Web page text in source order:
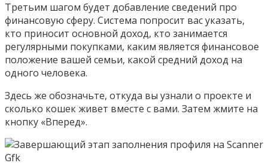
Третьим шагом будет добавление сведений про
финансовую сферу. Система попросит вас указать,
кто приносит основной доход, кто занимается
регулярными покупками, каким является финансовое
положение вашей семьи, какой средний доход на
одного человека.
Здесь же обозначьте, откуда вы узнали о проекте и
сколько кошек живет вместе с вами. Затем жмите на
кнопку «Вперед».